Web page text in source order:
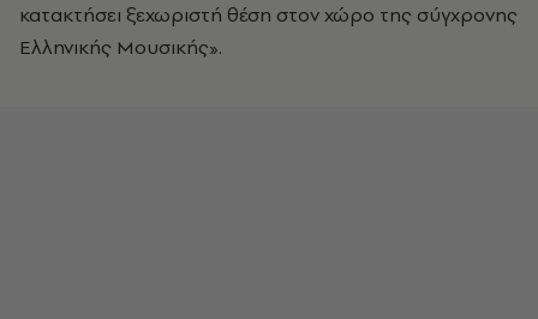
κατακτήσει ξεχωριστή θέση στον χώρο της σύγχρονης
Ελληνικής Μουσικής».